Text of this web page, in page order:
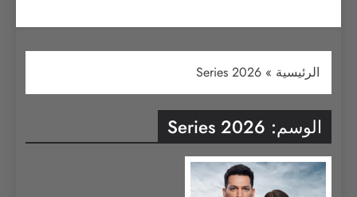
الرئيسية »
2026 Series
الوسم: 2026 Series